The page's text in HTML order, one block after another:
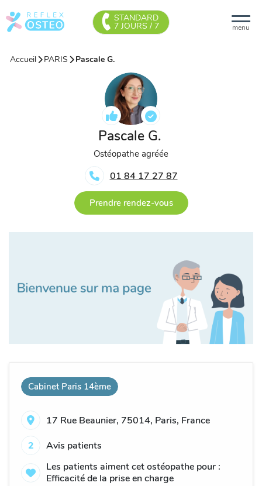
menu
STANDARD
7 JOURS / 7
Accueil PARIS Pascale G.
Pascale G.
Ostéopathe agréée
01 84 17 27 87
Prendre rendez-vous
Cabinet Paris 14ème
17 Rue Beaunier, 75014, Paris, France
2
Avis patients
Les patients aiment cet ostéopathe pour :
Efficacité de la prise en charge